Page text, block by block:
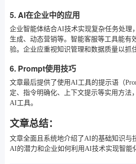
5. AI在企业中的应用
企业智能体结合AI技术实现复杂任务处理
生成、动态营销等。智能客服等工具能有
验。企业应重视知识管理和数据质量以抓
6. Prompt使用技巧
文章最后提供了使用AI工具的提示语（
定、指令明确化、上下文提示等实用方法
AI工具。
文章总结：
文章全面且系统地介绍了AI的基础知识与
AI的潜力和企业如何利用AI技术实现智能